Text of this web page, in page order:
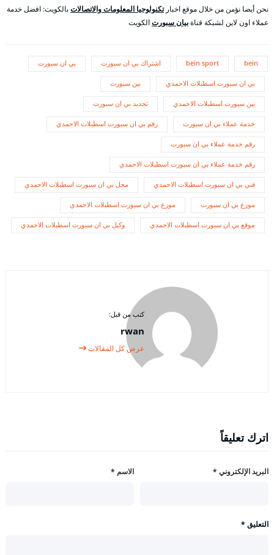
نحن أيضا نؤمن من خلال موقع اخبارتكنولوجيا المعلومات والاتصالاتبالكويت: افضل خدمة
عملاء اون لاين لشبكة قناةبيان سبورتالكويت
bein
bein sport اشتراك بي ان سبورت بي ان سبورت
بي ان سبورت اسطبلات الاحمدي بين سبورت
بين سبورت اسطبلات الاحمدي تجديد بي ان سبورت
خدمة عملاء بي ان سبورت رقم بي ان سبورت اسطبلات الاحمدي
رقم خدمة عملاء بي ان سبورت
رقم خدمة عملاء بي ان سبورت اسطبلات الاحمدي
فني بي ان سبورت اسطبلات الاحمدي محل بي ان سبورت اسطبلات الاحمدي
موزع بي ان سبورت موزع بي ان سبورت اسطبلات الاحمدي
موقع بي ان سبورت اسطبلات الاحمدي وكيل بي ان سبورت اسطبلات الاحمدي
كتب من قبل:
rwan
عرض كل المقالات
اترك تعليقاً
الاسم * البريد الإلكتروني *
التعليق *